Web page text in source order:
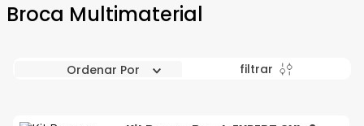
Broca Multimaterial
Ordenar Por filtrar